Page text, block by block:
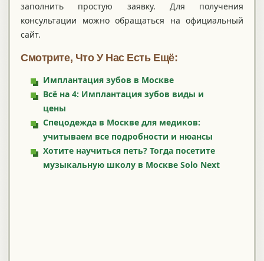
заполнить простую заявку. Для получения
консультации можно обращаться на официальный
сайт.
Смотрите, Что У Нас Есть Ещё:
Имплантация зубов в Москве
Всё на 4: Имплантация зубов виды и
цены
Спецодежда в Москве для медиков:
учитываем все подробности и нюансы
Хотите научиться петь? Тогда посетите
музыкальную школу в Москве Solo Next